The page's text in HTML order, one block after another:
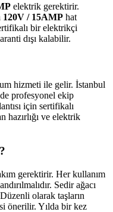
elektrik gerektirir.
120V / 15AMP hat
bir elektrikçi
dışı kalabilir.
hizmeti ile gelir. İstanbul
profesyonel ekip
için sertifikalı
ve elektrik
gerektirir. Her kullanım
Sedir ağacı
olarak taşların
önerilir. Yılda bir kez